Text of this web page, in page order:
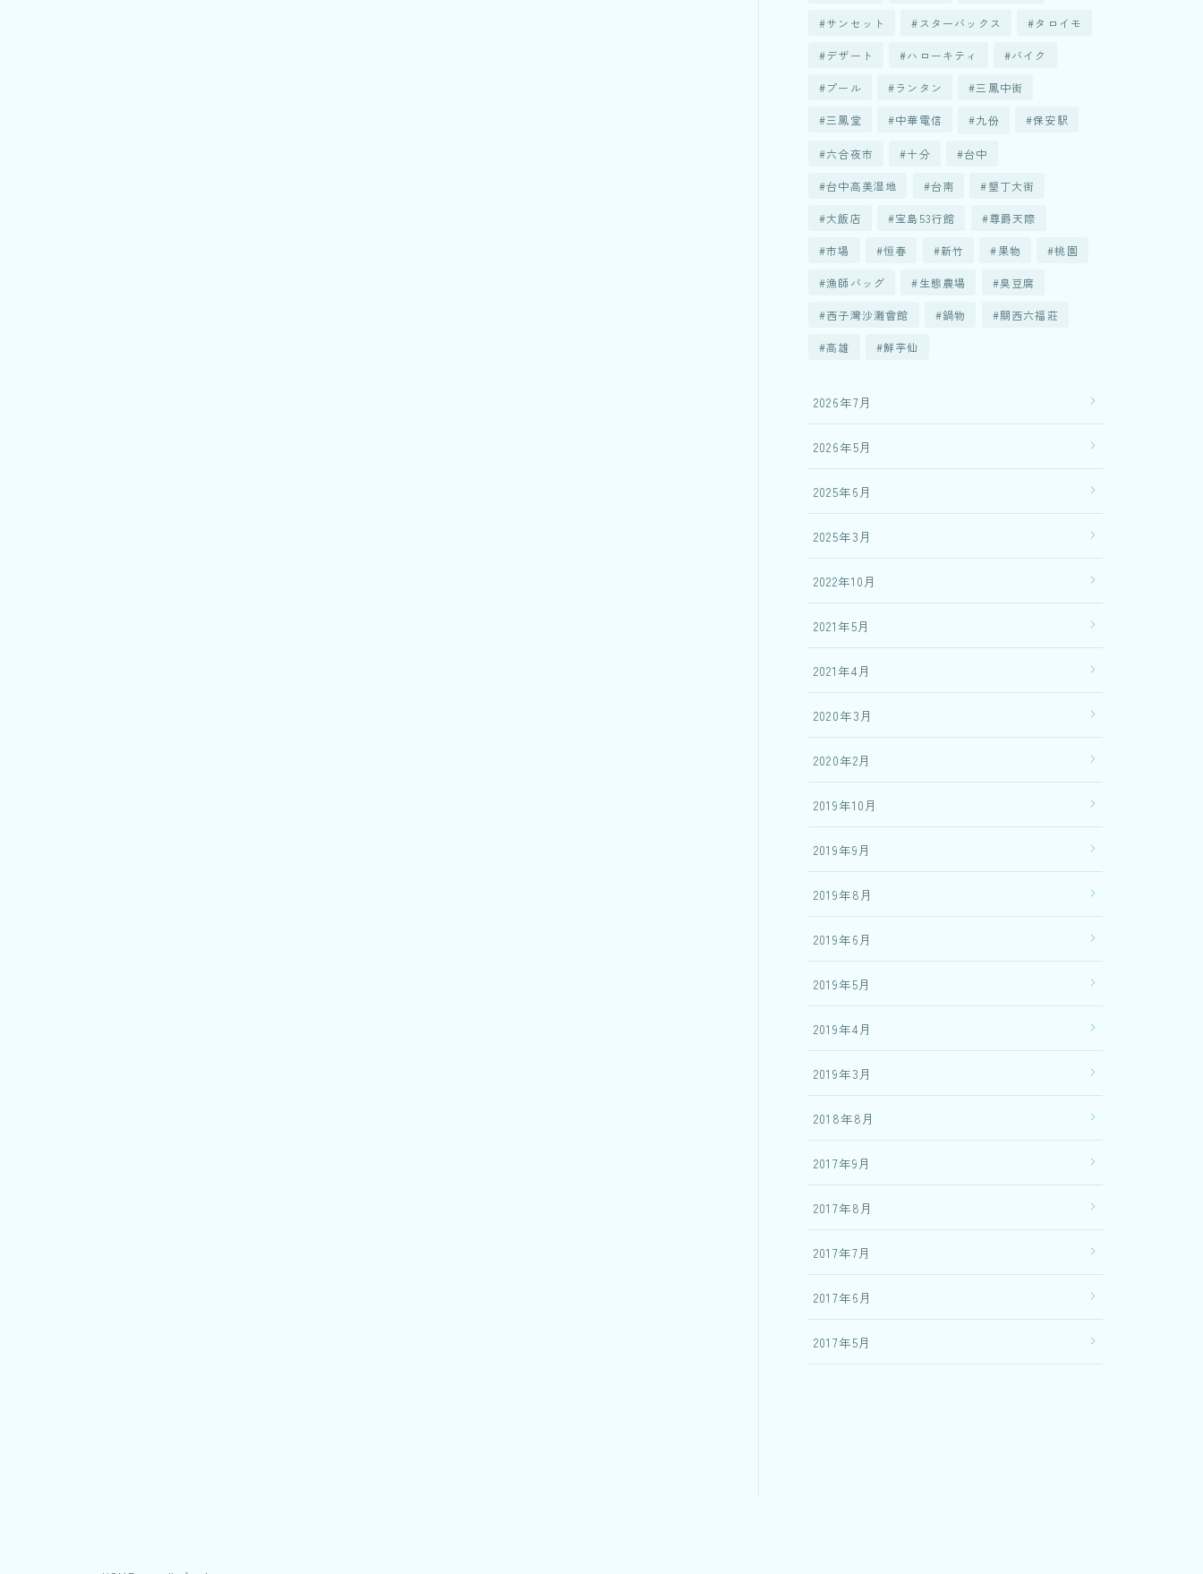
サンセット スターバックス タロイモ
デザート ハローキティ バイク
プール ランタン 三鳳中街
三鳳堂 中華電信 九份 保安駅
六合夜市 十分 台中
台中高美湿地 台南 墾丁大街
大飯店 宝島53行館 尊爵天際
市場 恒春 新竹 果物 桃園
漁師バッグ 生態農場 臭豆腐
西子灣沙灘會館 鍋物 關西六福莊
高雄 鮮芋仙
2026年7月
2026年5月
2025年6月
2025年3月
2022年10月
2021年5月
2021年4月
2020年3月
2020年2月
2019年10月
2019年9月
2019年8月
2019年6月
2019年5月
2019年4月
2019年3月
2018年8月
2017年9月
2017年8月
2017年7月
2017年6月
2017年5月